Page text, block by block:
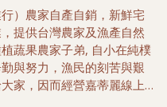
）農家自產自銷，新鮮宅
提供台灣農家及漁產自然
蔬果農家子弟, 自小在純樸
與努力，漁民的刻苦與艱
家，因而經營嘉蒂麗線上